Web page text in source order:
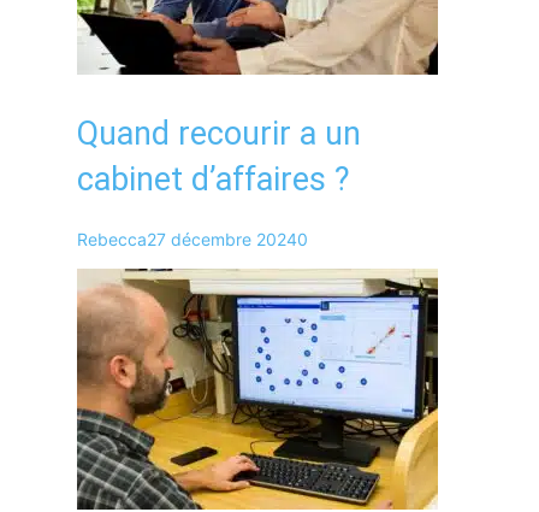
Quand recourir a un
cabinet d’affaires ?
Rebecca27 décembre 20240